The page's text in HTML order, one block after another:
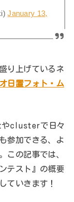
January 13,
り上げているネ
日置フォト・ム
やclusterで日々
参加できる、よ
この記事では、
テスト』の概要
ていきます！